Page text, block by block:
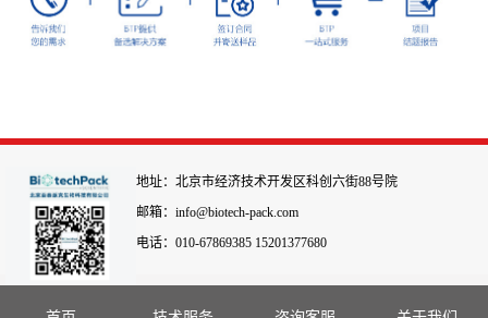
地址：北京市经济技术开发区科创六街88号院
邮箱：info@biotech-pack.com
电话：010-67869385 15201377680